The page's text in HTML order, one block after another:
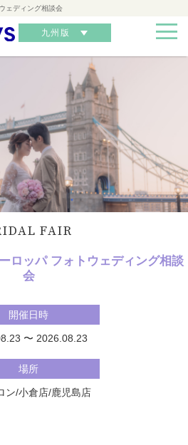
ェディング相談会
九州版
FAIR
ロッパ フォトウェディング相談
会
開催日時
〜 2026.08.23
場所
ン/小倉店/鹿児島店